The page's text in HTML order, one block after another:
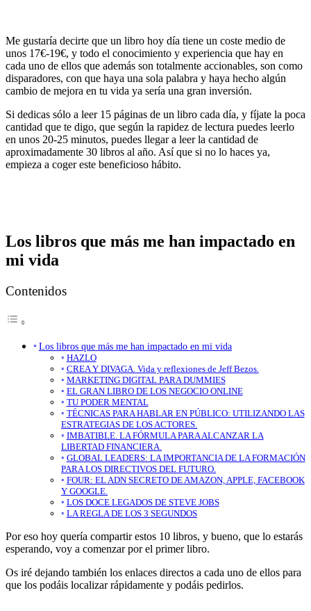
Me gustaría decirte que un libro hoy día tiene un coste medio de
unos 17€-19€, y todo el conocimiento y experiencia que hay en
cada uno de ellos que además son totalmente accionables, son como
disparadores, con que haya una sola palabra y haya hecho algún
cambio de mejora en tu vida ya sería una gran inversión.
Si dedicas sólo a leer 15 páginas de un libro cada día, y fíjate la poca
cantidad que te digo, que según la rapidez de lectura puedes leerlo
en unos 20-25 minutos, puedes llegar a leer la cantidad de
aproximadamente 30 libros al año. Así que si no lo haces ya,
empieza a coger este beneficioso hábito.
Los libros que más me han impactado en
mi vida
Contenidos
Los libros que más me han impactado en mi vida
HAZLO
CREA Y DIVAGA. Vida y reflexiones de Jeff Bezos.
MARKETING DIGITAL PARA DUMMIES
EL GRAN LIBRO DE LOS NEGOCIO ONLINE
TU PODER MENTAL
TÉCNICAS PARA HABLAR EN PÚBLICO: UTILIZANDO LAS
ESTRATEGIAS DE LOS ACTORES.
IMBATIBLE. LA FÓRMULA PARA ALCANZAR LA
LIBERTAD FINANCIERA.
GLOBAL LEADERS: LA IMPORTANCIA DE LA FORMACIÓN
PARA LOS DIRECTIVOS DEL FUTURO.
FOUR: EL ADN SECRETO DE AMAZON, APPLE, FACEBOOK
Y GOOGLE.
LOS DOCE LEGADOS DE STEVE JOBS
LA REGLA DE LOS 3 SEGUNDOS
Por eso hoy quería compartir estos 10 libros, y bueno, que lo estarás
esperando, voy a comenzar por el primer libro.
Os iré dejando también los enlaces directos a cada uno de ellos para
que los podáis localizar rápidamente y podáis pedirlos.